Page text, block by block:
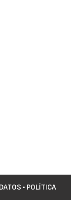
• POLÍTICA